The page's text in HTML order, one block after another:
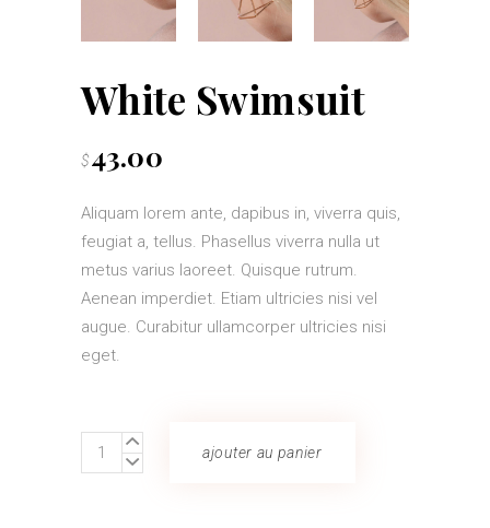
White Swimsuit
$43.00
Aliquam lorem ante, dapibus in, viverra quis,
feugiat a, tellus. Phasellus viverra nulla ut
metus varius laoreet. Quisque rutrum.
Aenean imperdiet. Etiam ultricies nisi vel
augue. Curabitur ullamcorper ultricies nisi
eget.
White
Swimsuit
ajouter au panier